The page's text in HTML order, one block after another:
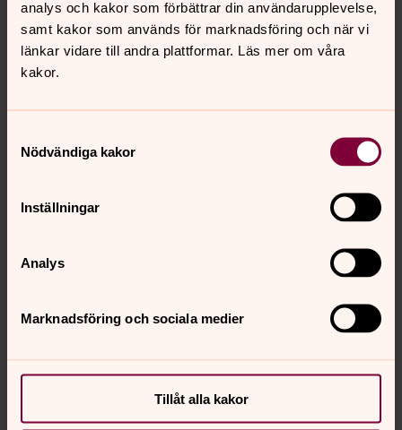
analys och kakor som förbättrar din användarupplevelse,
samt kakor som används för marknadsföring och när vi
länkar vidare till andra plattformar. Läs mer om våra
kakor.
Nödvändiga kakor
Inställningar
Analys
Marknadsföring och sociala medier
Tillåt alla kakor
Dopet och namngivningsceremonier är
olika saker
Ibland förväxlas dopet med en ceremoni
viktigt vid dopet, eftersom den som döps nämns vid